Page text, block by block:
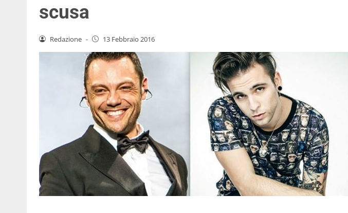
scusa
Redazione - 13 Febbraio 2016